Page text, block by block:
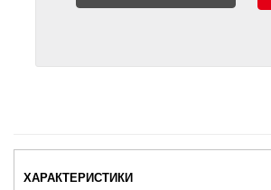
ХАРАКТЕРИСТИКИ